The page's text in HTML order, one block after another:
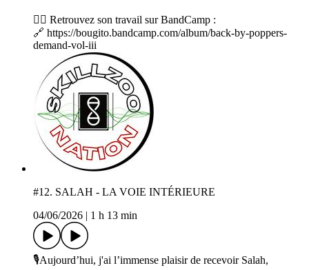
👉🏼 Retrouvez son travail sur BandCamp :
🔗 https://bougito.bandcamp.com/album/back-by-poppers-
demand-vol-iii
#12. SALAH - LA VOIE INTÉRIEURE
04/06/2026
1 h 13 min
🎙️Aujourd’hui, j'ai l’immense plaisir de recevoir Salah,